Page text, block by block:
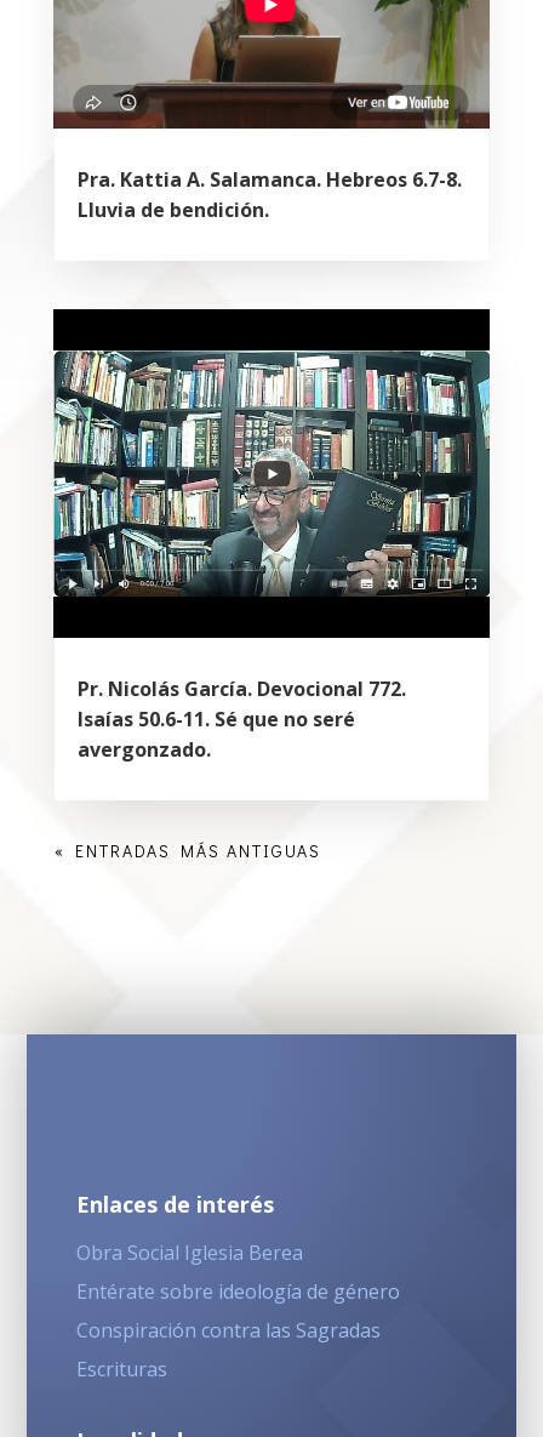
Pra. Kattia A. Salamanca. Hebreos 6.7-8.
Lluvia de bendición.
Pr. Nicolás García. Devocional 772.
Isaías 50.6-11. Sé que no seré
avergonzado.
« ENTRADAS MÁS ANTIGUAS
Enlaces de interés
Obra Social Iglesia Berea
Entérate sobre ideología de género
Conspiración contra las Sagradas
Escrituras